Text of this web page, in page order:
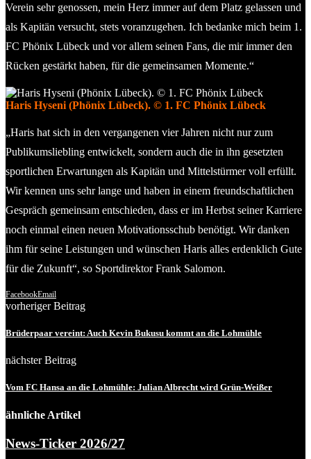
Verein sehr genossen, mein Herz immer auf dem Platz gelassen und
als Kapitän versucht, stets voranzugehen. Ich bedanke mich beim 1.
FC Phönix Lübeck und vor allem seinen Fans, die mir immer den
Rücken gestärkt haben, für die gemeinsamen Momente.“
Haris Hyseni (Phönix Lübeck). © 1. FC Phönix Lübeck
„Haris hat sich in den vergangenen vier Jahren nicht nur zum
Publikumsliebling entwickelt, sondern auch die in ihn gesetzten
sportlichen Erwartungen als Kapitän und Mittelstürmer voll erfüllt.
Wir kennen uns sehr lange und haben in einem freundschaftlichen
Gespräch gemeinsam entschieden, dass er im Herbst seiner Karriere
noch einmal einen neuen Motivationsschub benötigt. Wir danken
ihm für seine Leistungen und wünschen Haris alles erdenklich Gute
für die Zukunft“, so Sportdirektor Frank Salomon.
FacebookEmail
vorheriger Beitrag
Brüderpaar vereint: Auch Kevin Bukusu kommt an die Lohmühle
nächster Beitrag
Vom FC Hansa an die Lohmühle: Julian Albrecht wird Grün-Weißer
ähnliche Artikel
News-Ticker 2026/27